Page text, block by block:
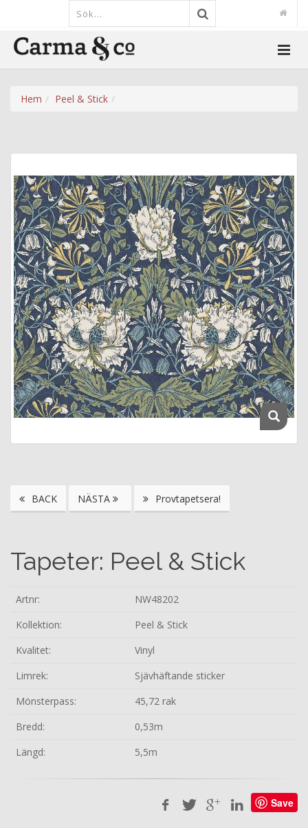
Hem Peel & Stick
BACK NÄSTA Provtapetsera!
Tapeter: Peel & Stick
Artnr:
NW48202
Kollektion:
Peel & Stick
Kvalitet:
Vinyl
Limrek:
Sjävhäftande sticker
Mönsterpass:
45,72 rak
Bredd:
0,53m
Längd:
5,5m
Save